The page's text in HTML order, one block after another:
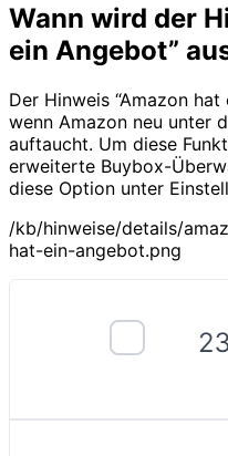
Wann wird der
ein Angebot”
Der Hinweis “Amazon
wenn Amazon neu unter
auftaucht. Um diese
erweiterte Buybox-
diese Option unter
/kb/hinweise/details/
hat-ein-angebot.png